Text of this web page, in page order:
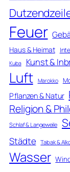
Feuer
Haus & Heimat
Kuba Kunst &
Luft Marokko
Pflanzen & Natur
Religion &
Schlaf & Langeweile
Städte Tabak &
Wasser